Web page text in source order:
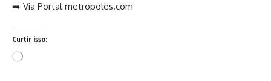
➡️ Via Portal metropoles.com
Curtir isso:
Carregando...